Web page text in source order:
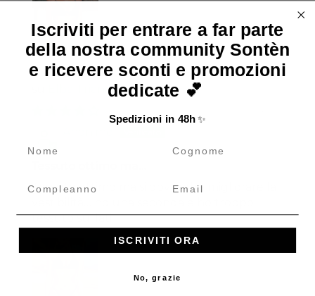
Elba Triangolo
Tessuto ottimo ma si dovrebbe migliorare la
tessuto sui lati
Iscriviti per entrare a far parte
della nostra community Sontèn
e ricevere sconti e promozioni
dedicate 💕
Spedizioni in 48h✨
ISCRIVITI ORA
No, grazie